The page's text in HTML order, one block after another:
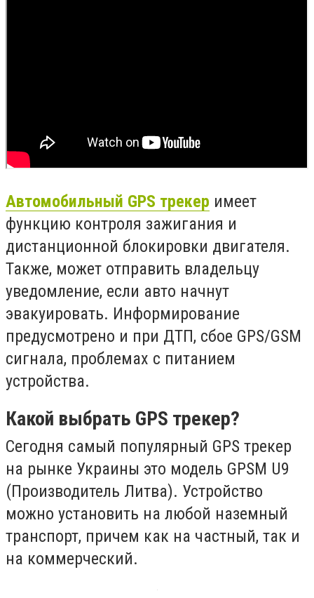
Автомобильный GPS трекер имеет
функцию контроля зажигания и
дистанционной блокировки двигателя.
Также, может отправить владельцу
уведомление, если авто начнут
эвакуировать. Информирование
предусмотрено и при ДТП, сбое GPS/GSM
сигнала, проблемах с питанием
устройства.
Какой выбрать GPS трекер?
Сегодня самый популярный GPS трекер
на рынке Украины это модель GPSM U9
(Производитель Литва). Устройство
можно установить на любой наземный
транспорт, причем как на частный, так и
на коммерческий.